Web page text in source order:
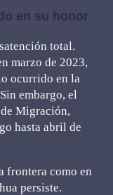
en su honor
total.
marzo de 2023,
ocurrido en la
embargo, el
Migración,
hasta abril de
frontera como en
persiste.